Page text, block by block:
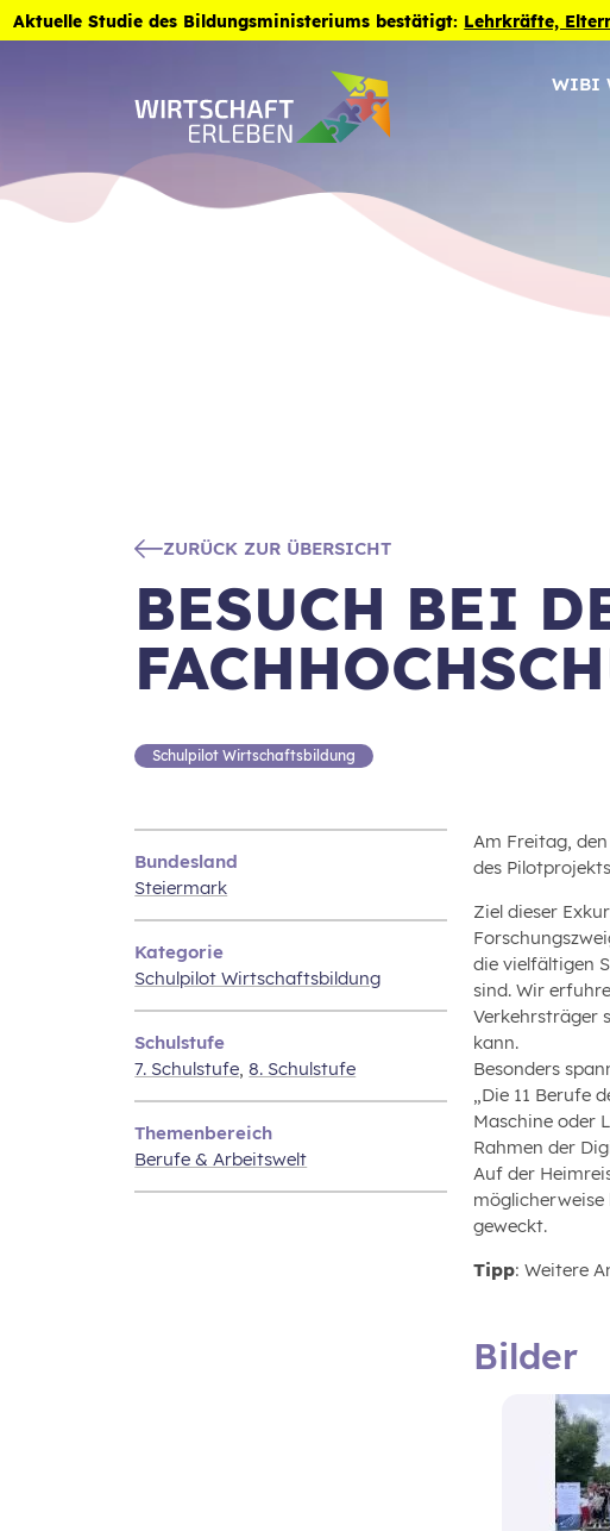
Zum Inhalt der Seite springen
Aktuelle Studie des Bildungsministeriums bestätigt: Lehrkräfte,
WIBI
ZURÜCK ZUR ÜBERSICHT
BESUCH BEI
Schulpilot Wirtschaftsbildung
Bundesland
Steiermark
Kategorie
Schulpilot Wirtschaftsbildung
Schulstufe
7. Schulstufe, 8. Schulstufe
Themenbereich
Berufe & Arbeitswelt
Am Freitag,
des
Ziel dieser
die vielfältigen
sind. Wir
Verkehrsträger
kann.
Besonders
„Die 11 Berufe
Maschine oder
Rahmen der
Auf der
möglicherweise
geweckt.
Tipp: Weitere
Bilder